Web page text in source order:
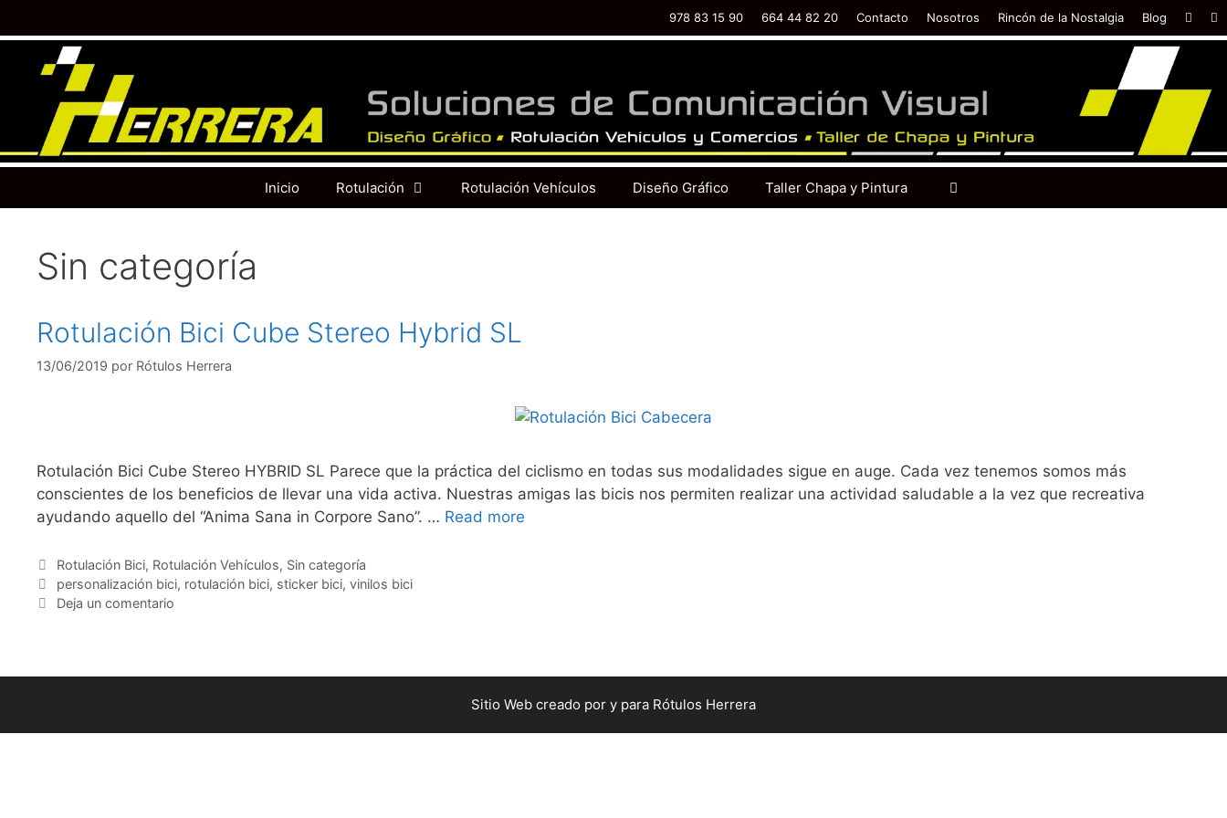
978 83 15 90 664 44 82 20 Contacto Nosotros Rincón de la Nostalgia Blog
Inicio Rotulación Rotulación Vehículos Diseño Gráfico Taller Chapa y Pintura
Sin categoría
Rotulación Bici Cube Stereo Hybrid SL
13/06/2019 por Rótulos Herrera
Rotulación Bici Cube Stereo HYBRID SL Parece que la práctica del ciclismo en todas sus modalidades sigue en auge. Cada vez tenemos somos más
conscientes de los beneficios de llevar una vida activa. Nuestras amigas las bicis nos permiten realizar una actividad saludable a la vez que recreativa
ayudando aquello del “Anima Sana in Corpore Sano”. … Read more
Rotulación Bici, Rotulación Vehículos, Sin categoría
personalización bici, rotulación bici, sticker bici, vinilos bici
Deja un comentario
Sitio Web creado por y para Rótulos Herrera